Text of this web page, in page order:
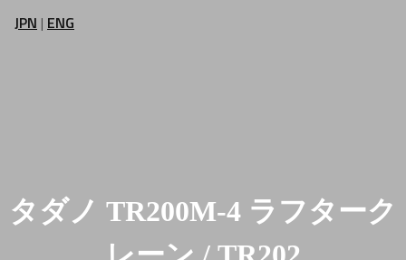
JPN | ENG
タダノ TR200M-4 ラフターク